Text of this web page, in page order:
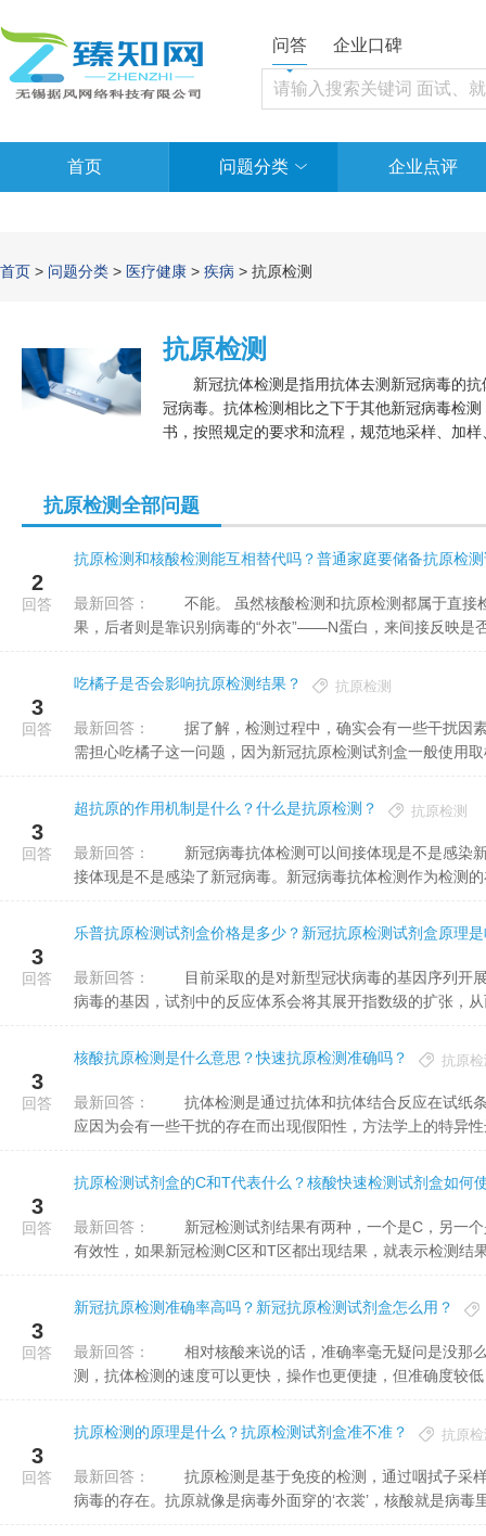
问答 企业口碑
首页 问题分类 企业点评
首页 > 问题分类 > 医疗健康 > 疾病 > 抗原检测
抗原检测
新冠抗体检测是指用抗体去测新冠病毒的抗
冠病毒。抗体检测相比之下于其他新冠病毒检
书，按照规定的要求和流程，规范地采样、加
抗原检测全部问题
2
回答
抗原检测和核酸检测能互相替代吗？普通家庭要储备抗原检
最新回答：
果，后者则是靠识别病毒的“外衣”——N蛋白，来间接反映是
3
回答
吃橘子是否会影响抗原检测结果？ 抗原检测
最新回答：
需担心吃橘子这一问题，因为新冠抗原检测试剂盒一般使用
3
回答
超抗原的作用机制是什么？什么是抗原检测？ 抗原检测
最新回答：
接体现是不是感染了新冠病毒。新冠病毒抗体检测作为检测
3
回答
乐普抗原检测试剂盒价格是多少？新冠抗原检测试剂盒原理
最新回答：
病毒的基因，试剂中的反应体系会将其展开指数级的扩张，
3
回答
核酸抗原检测是什么意思？快速抗原检测准确吗？ 抗原
最新回答：
应因为会有一些干扰的存在而出现假阳性，方法学上的特异
3
回答
抗原检测试剂盒的C和T代表什么？核酸快速检测试剂盒如何
最新回答：
有效性，如果新冠检测C区和T区都出现结果，就表示检测结
3
回答
新冠抗原检测准确率高吗？新冠抗原检测试剂盒怎么用？
最新回答：
测，抗体检测的速度可以更快，操作也更便捷，但准确度较
3
回答
抗原检测的原理是什么？抗原检测试剂盒准不准？ 抗原
最新回答：
病毒的存在。抗原就像是病毒外面穿的‘衣裳’，核酸就是病毒